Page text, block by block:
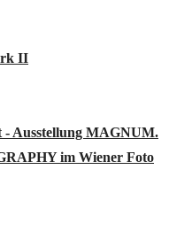
II
- Ausstellung MAGNUM.
im Wiener Foto